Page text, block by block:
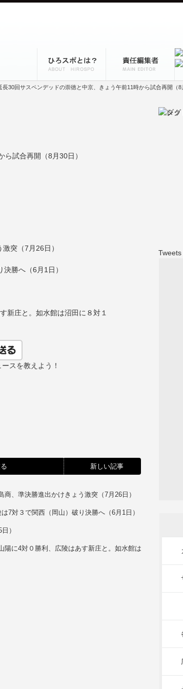
長30回サスペンデッドの崇徳と中京、きょう午前11時から試合再開（8
試合再開（8月30日）
突（7月26日）
勝へ（6月1日）
新庄と。如水館は沼田に８対１
スを教えよう！
新しい記事
、準決勝進出かけきょう激突（7月26日）
7対３で関西（岡山）破り決勝へ（6月1日）
）
陽に4対０勝利、広陵はあす新庄と。如水館は